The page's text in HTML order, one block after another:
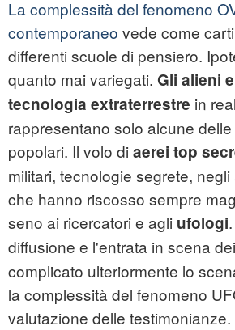
La complessità del fenomeno
contemporaneo vede come
differenti scuole di pensiero.
quanto mai variegati. Gli alieni
tecnologia extraterrestre in
rappresentano solo alcune
popolari. Il volo di aerei top
militari, tecnologie segrete,
che hanno riscosso sempre
seno ai ricercatori e agli ufologi
diffusione e l'entrata in scena dei
complicato ulteriormente lo
la complessità del fenomeno
valutazione delle testimonianze.